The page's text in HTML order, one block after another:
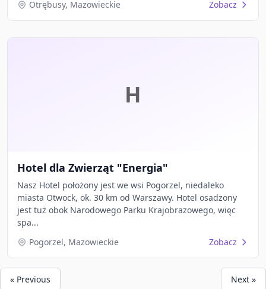
Otrębusy, Mazowieckie
Zobacz
H
Hotel dla Zwierząt "Energia"
Nasz Hotel położony jest we wsi Pogorzel, niedaleko
miasta Otwock, ok. 30 km od Warszawy. Hotel osadzony
jest tuż obok Narodowego Parku Krajobrazowego, więc
spa...
Pogorzel, Mazowieckie
Zobacz
« Previous Next »